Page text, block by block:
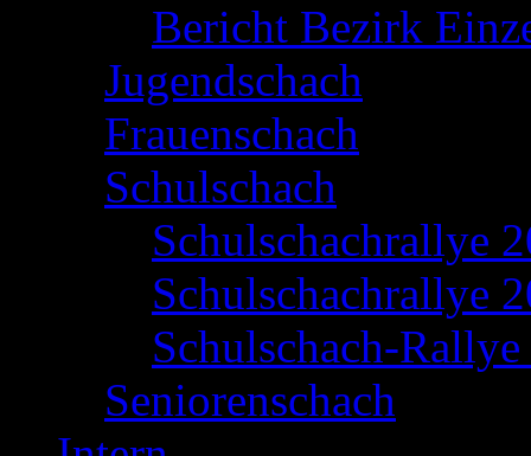
Bericht Bezirk
Jugendschach
Frauenschach
Schulschach
Schulschachrallye
Schulschachrallye
Schulschach-
Seniorenschach